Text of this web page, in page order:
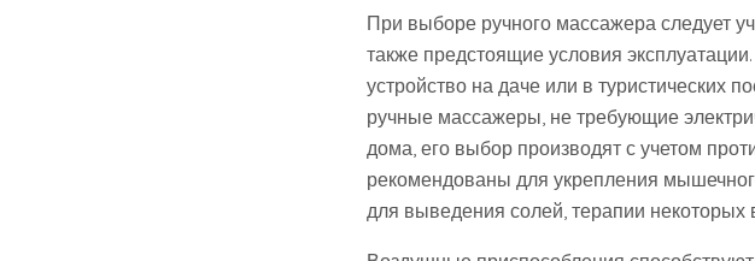
При выборе ручного массажера следует
также предстоящие условия
устройство на даче или в туристических
ручные массажеры, не требующие
дома, его выбор производят с учетом
рекомендованы для укрепления
для выведения солей, терапии некоторых